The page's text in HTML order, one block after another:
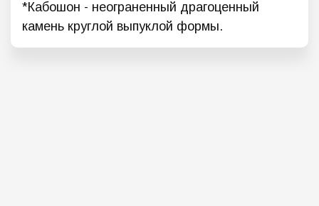
*Кабошон - неограненный драгоценный
камень круглой выпуклой формы.